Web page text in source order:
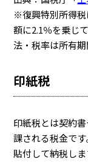
※復興特別所得税
額に2.1％を乗じ
法・税率は所有期
印紙税
印紙税とは契約
課される税金で
貼付して納税しま